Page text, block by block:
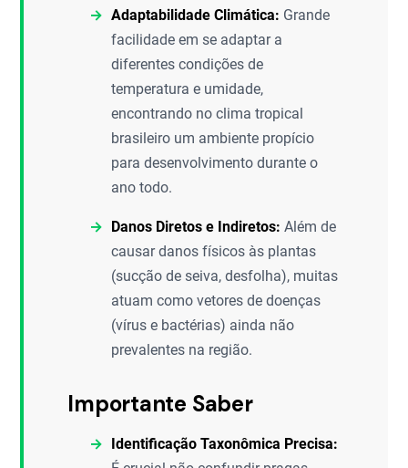
Adaptabilidade Climática: Grande
facilidade em se adaptar a
diferentes condições de
temperatura e umidade,
encontrando no clima tropical
brasileiro um ambiente propício
para desenvolvimento durante o
ano todo.
Danos Diretos e Indiretos: Além de
causar danos físicos às plantas
(sucção de seiva, desfolha), muitas
atuam como vetores de doenças
(vírus e bactérias) ainda não
prevalentes na região.
Importante Saber
Identificação Taxonômica Precisa: